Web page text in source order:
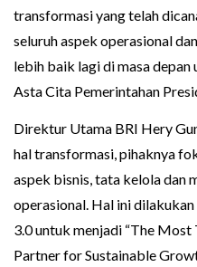
transformasi yang telah
seluruh aspek operasional
lebih baik lagi di masa
Asta Cita Pemerintahan
Direktur Utama BRI Hery
hal transformasi, pihaknya
aspek bisnis, tata kelola dan
operasional. Hal ini
3.0 untuk menjadi “The
Partner for Sustainable